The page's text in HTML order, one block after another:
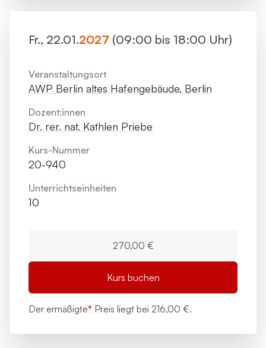
Fr., 22.01.2027 (09:00 bis 18:00 Uhr)
Veranstaltungsort
AWP Berlin altes Hafengebäude, Berlin
Dozent:innen
Dr. rer. nat. Kathlen Priebe
Kurs-Nummer
20-940
Unterrichts­einheiten
10
270,00 €
Kurs buchen
Der ermäßigte* Preis liegt bei 216,00 €.